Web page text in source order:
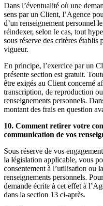
Dans l’éventualité où une
sens par un Client, l’Agence
d’un renseignement personnel
réindexer, selon le cas, tout
sous réserve des critères
vigueur.
En principe, l’exercice par un
présente section est gratuit.
être exigés au Client concerné
transcription, de reproduction
renseignements personnels.
montant des frais en question
10. Comment retirer votre
communication de vos
Sous réserve de vos
la législation applicable, vous
consentement à l’utilisation ou
renseignements personnels.
demande écrite à cet effet à
dans la section 13 ci-après.